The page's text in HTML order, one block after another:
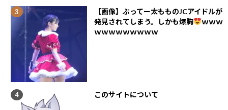
【画像】ぶってー太もものJCアイドルが
発見されてしまう。しかも爆胸
ｗｗｗ
ｗｗｗｗｗｗｗｗｗ
このサイトについて